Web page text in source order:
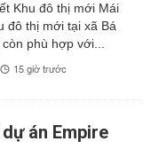
Khu đô thị mới Mái
đô thị mới tại xã Bá
phù hợp với...
15 giờ trước
án Empire